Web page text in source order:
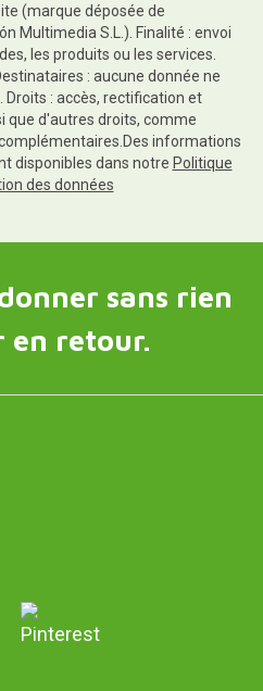
(marque déposée de
Multimedia S.L.). Finalité : envoi
les produits ou les services.
: aucune donnée ne
: accès, rectification et
que d'autres droits, comme
informations
disponibles dans notre Politique
des données
sans rien
en retour.